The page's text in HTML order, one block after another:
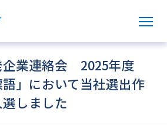
サ
企業連絡会 2025年度
語」において当社選出作
しました